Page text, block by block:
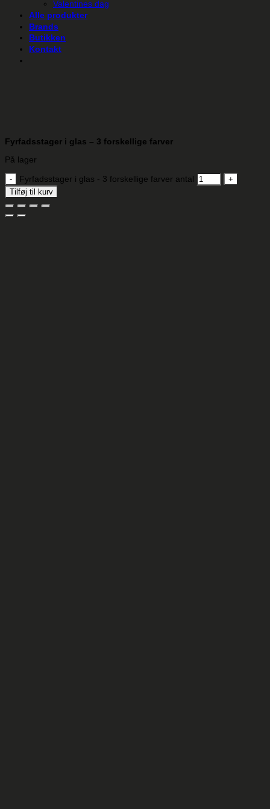
Valentines dag
Alle produkter
Brands
Butikken
Kontakt
Fyrfadsstager i glas – 3 forskellige farver
På lager
Fyrfadsstager i glas - 3 forskellige farver antal
Tilføj til kurv